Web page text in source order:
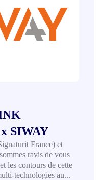
SIWAY
France) et
ravis de vous
les contours de cette
technologies au...